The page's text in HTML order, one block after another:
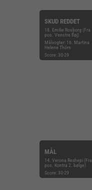
SKUD REDDET
18. Emilie Rosborg (Fra
pos. Venstre fløj)
Målvogter: 16. Martina
Helene Thörn
Score: 30-29
MÅL
14. Verona Rexhepi (Fra
pos. Kontra 2. bølge)
Score: 30-29